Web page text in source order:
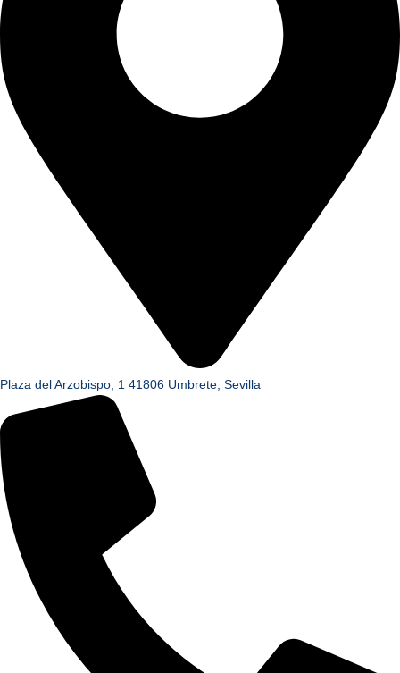
Plaza del Arzobispo, 1 41806 Umbrete, Sevilla